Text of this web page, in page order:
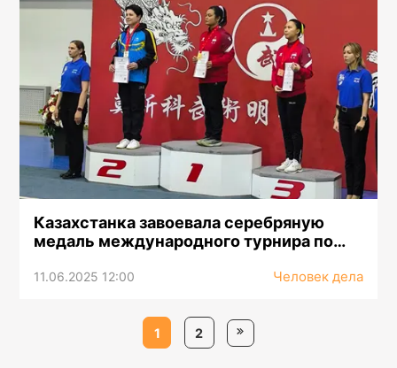
Казахстанка завоевала серебряную
медаль международного турнира по
11.06.2025 12:00 Человек дела
1 2